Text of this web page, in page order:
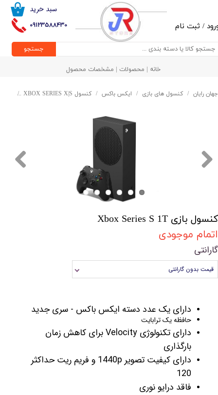
09123588430
۰ سبد خرید
/ ثبت نام
حساب کاربری من
تغییر گذر واژه
جستجو
خانه | محصولات | مشخصات محصول
جهان رایان کنسول های بازی ایکس باکس کنسول XBOX SERIES X|S
کنسول بازی Xbox Series S 1T
اتمام موجودی
گارانتی
قیمت بدون گارانتی
دارای یک عدد دسته ایکس باکس - سری جدید
حافظه یک ترابایت
دارای تکنولوژی Velocity برای کاهش زمان
بارگذاری
دارای کیفیت تصویر 1440p و فریم ریت حداکثر
120
فاقد درایو نوری